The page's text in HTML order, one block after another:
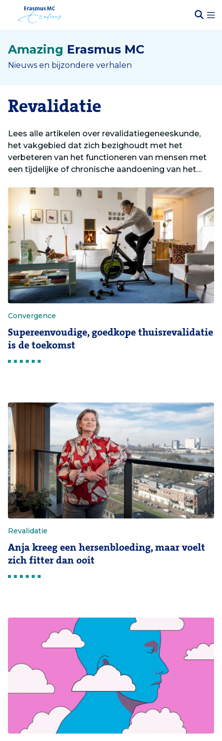
Amazing Erasmus MC
Nieuws en bijzondere verhalen
Revalidatie
Lees alle artikelen over revalidatiegeneeskunde,
het vakgebied dat zich bezighoudt met het
verbeteren van het functioneren van mensen met
een tijdelijke of chronische aandoening van het
Convergence
Supereenvoudige, goedkope thuisrevalidatie
is de toekomst
Revalidatie
Anja kreeg een hersenbloeding, maar voelt
zich fitter dan ooit